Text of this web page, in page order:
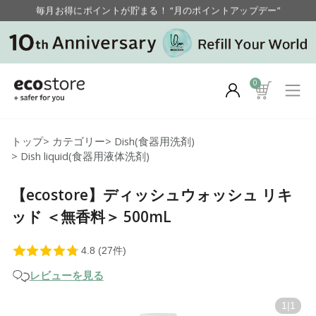
毎月お得にポイントが貯まる！ “月のポイントアップデー”
【重要】お盆期間中のお問い合わせと商品配送に関しまして
毎月お得にポイントが貯まる！ “月のポイントアップデー”
0
トップ> カテゴリー> Dish(食器用洗剤)
> Dish liquid(食器用液体洗剤)
【ecostore】ディッシュウォッシュ リキ
ッド ＜無香料＞ 500mL
レビューを見る
1 1